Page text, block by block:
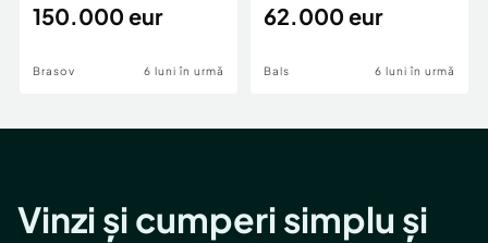
teren,deschidere Pia
150.000 eur
Brasov 6 luni în urmă
Periferie
62.000 eur
Bals 6 luni în urmă
Vinzi și cumperi simplu și